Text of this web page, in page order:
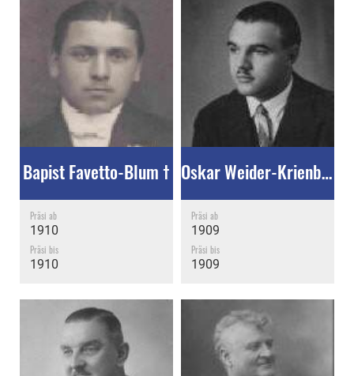
Bapist Favetto-Blum †
Präsi ab
1910
Präsi bis
1910
Oskar Weider-Krienbühl †
Präsi ab
1909
Präsi bis
1909